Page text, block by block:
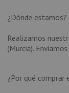
¿Dónde estamos?
Realizamos
(Murcia).
¿Por qué comprar